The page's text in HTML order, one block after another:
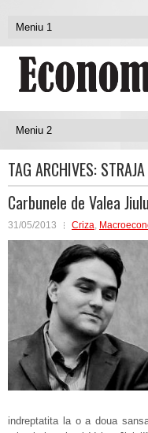
TAG ARCHIVES: STRAJA
Carbunele de Valea
31/05/2013 Criza,
indreptatita la o a doua